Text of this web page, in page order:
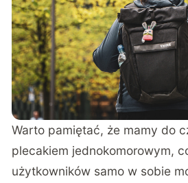
Warto pamiętać, że mamy do
plecakiem jednokomorowym,
użytkowników samo w sobie